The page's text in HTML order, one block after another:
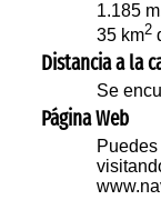
1.185
35 km2
Distancia a la
Se
Página Web